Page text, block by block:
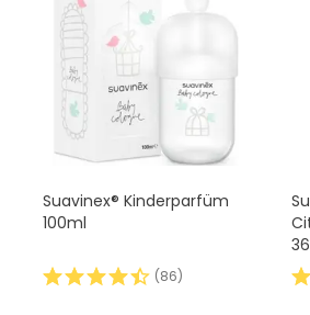
Suavinex® Kinderparfüm
100ml
(86)